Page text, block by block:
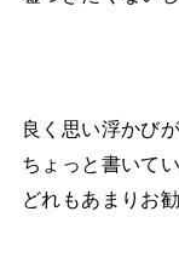
良く思い浮かび
ちょっと書いて
どれもあまりお